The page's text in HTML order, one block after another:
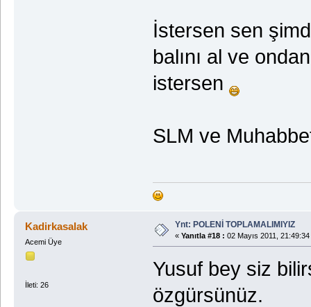
İstersen sen
balını al ve
istersen
SLM ve
Kadirkasalak
Acemi Üye
İleti: 26
Ynt: POLENİ TOPLAMALIMIYIZ
« Yanıtla #18 : 02 Mayıs 2011, 21:49:34
Yusuf bey siz
özgürsünüz.